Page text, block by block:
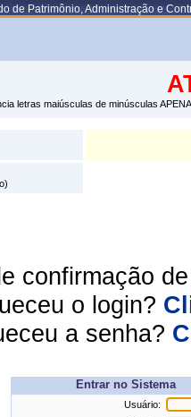
de Patrimônio, Administração e
letras maiúsculas de minúsculas
confirmação
o login?
a senha?
Entrar no Sistema
Usuário: